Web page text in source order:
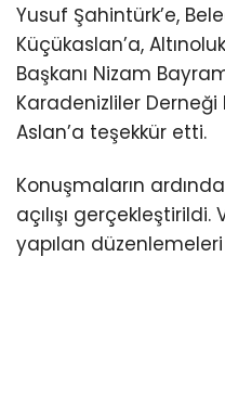
Yusuf Şahintürk’e,
Küçükaslan’a,
Başkanı Nizam
Karadenizliler Derneği
Aslan’a teşekkür etti.
Konuşmaların
açılışı
yapılan